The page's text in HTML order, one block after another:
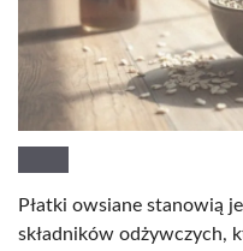
Płatki owsiane stanowią
składników odżywczych,